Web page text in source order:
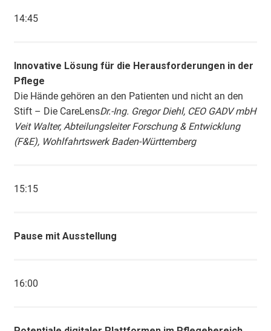
14:45
Innovative Lösung für die Herausforderungen in der
Pflege
Die Hände gehören an den Patienten und nicht an den
Stift – Die CareLensDr.-Ing. Gregor Diehl, CEO GADV mbH
Veit Walter, Abteilungsleiter Forschung & Entwicklung
(F&E), Wohlfahrtswerk Baden-Württemberg
15:15
Pause mit Ausstellung
16:00